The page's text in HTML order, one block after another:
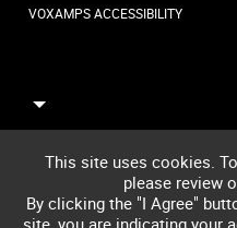
VOXAMPS ACCESSIBILITY
This site uses cookies.
please review
By clicking the "I Agree"
site, you are indicating your